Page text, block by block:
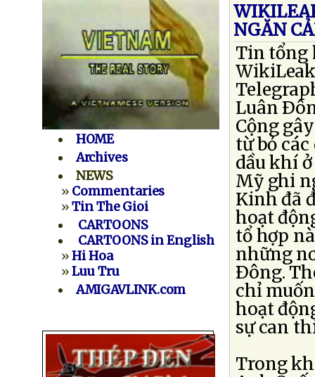
HOME
Archives
NEWS
» Commentaries
»Tin The Gioi
CARTOONS
CARTOONS in English
»Hi Hoa
»Luu Tru
AMIGAVLINK.com
NGĂN
Tin tổng
Luân
Cộng
từ bỏ
dầu khí
Mỹ ghi
Kinh đã
hoạt
tổ hợp
những
Ðông.
chỉ
hoạt
sự can
Trong